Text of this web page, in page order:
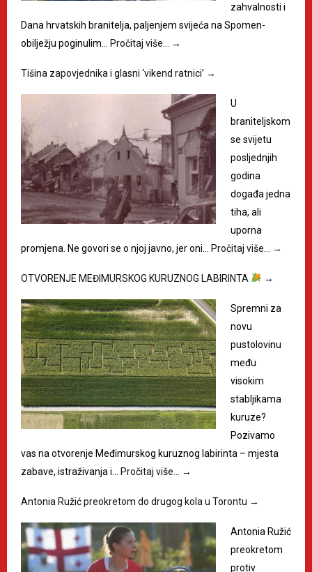
zahvalnosti i
Dana hrvatskih branitelja, paljenjem svijeća na Spomen-
obilježju poginulim… Pročitaj više… →
Tišina zapovjednika i glasni ‘vikend ratnici’ →
U
braniteljskom
se svijetu
posljednjih
godina
događa jedna
tiha, ali
uporna
promjena. Ne govori se o njoj javno, jer oni… Pročitaj više… →
OTVORENJE MEĐIMURSKOG KURUZNOG LABIRINTA →
Spremni za
novu
pustolovinu
među
visokim
stabljikama
kuruze?
Pozivamo
vas na otvorenje Međimurskog kuruznog labirinta – mjesta
zabave, istraživanja i… Pročitaj više… →
Antonia Ružić preokretom do drugog kola u Torontu →
Antonia Ružić
preokretom
protiv